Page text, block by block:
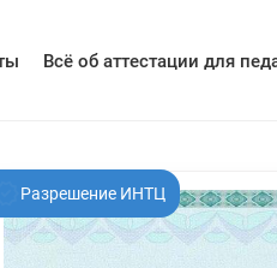
Всё об аттестации для
Разрешение ИНТЦ